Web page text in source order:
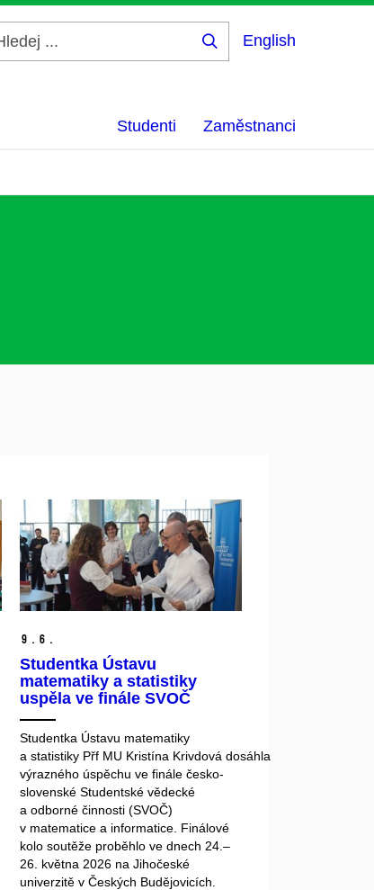
English
Studenti Zaměstnanci
9. 6.
Studentka Ústavu
matematiky a statistiky
uspěla ve finále SVOČ
Studentka Ústavu matematiky
a statistiky Přf MU Kristína Krivdová dosáhla
výrazného úspěchu ve finále česko-
slovenské Studentské vědecké
a odborné činnosti (SVOČ)
v matematice a informatice. Finálové
kolo soutěže proběhlo ve dnech 24.–
26. května 2026 na Jihočeské
univerzitě v Českých Budějovicích.